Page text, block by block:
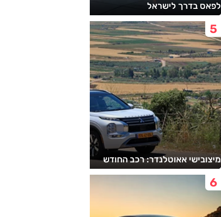
לפאס בדרך לישראל
מיצובישי אאוטלנדר: רכב החודש